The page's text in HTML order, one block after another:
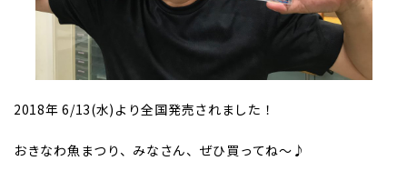
2018年 6/13(水)より全国発売されました！
おきなわ魚まつり、みなさん、ぜひ買ってね～♪